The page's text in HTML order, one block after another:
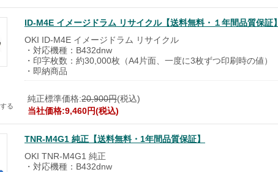
ID-M4E イメージドラム リサイクル【送料無料・１年間品質保証】
OKI ID-M4E イメージドラム リサイクル
・対応機種：B432dnw
・印字枚数：約30,000枚（A4片面、一度に3枚ずつ印刷時の値）
・即納商品
る
純正標準価格:20,900円(税込)
当社価格:9,460円(税込)
TNR-M4G1 純正【送料無料・1年間品質保証】
OKI TNR-M4G1 純正
・対応機種：B432dnw